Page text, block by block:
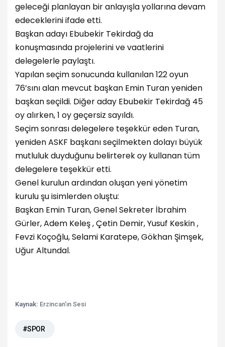
geleceği planlayan bir anlayışla yollarına devam
edeceklerini ifade etti.
Başkan adayı Ebubekir Tekirdağ da
konuşmasında projelerini ve vaatlerini
delegelerle paylaştı.
Yapılan seçim sonucunda kullanılan 122 oyun
76’sını alan mevcut başkan Emin Turan yeniden
başkan seçildi. Diğer aday Ebubekir Tekirdağ 45
oy alırken, 1 oy geçersiz sayıldı.
Seçim sonrası delegelere teşekkür eden Turan,
yeniden ASKF başkanı seçilmekten dolayı büyük
mutluluk duyduğunu belirterek oy kullanan tüm
delegelere teşekkür etti.
Genel kurulun ardından oluşan yeni yönetim
kurulu şu isimlerden oluştu:
Başkan Emin Turan, Genel Sekreter İbrahim
Gürler, Adem Keleş , Çetin Demir, Yusuf Keskin ,
Fevzi Koçoğlu, Selami Karatepe, Gökhan Şimşek,
Uğur Altundal.
Kaynak: Erzincan'ın Sesi
#SPOR